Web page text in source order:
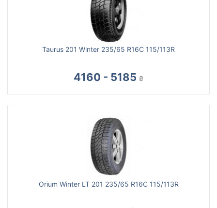
Taurus 201 Winter 235/65 R16C 115/113R
4160 - 5185 ₴
Orium Winter LT 201 235/65 R16C 115/113R